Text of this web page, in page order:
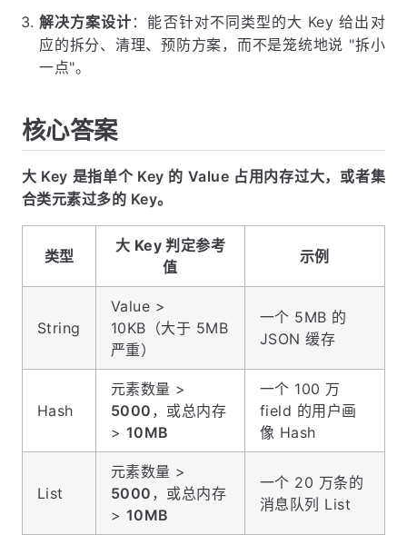
解决方案设计 ：能否针对不同类型的大 Key 给出对
应的拆分、清理、预防方案，而不是笼统地说 "拆小
一点"。
核心答案
大 Key 是指单个 Key 的 Value 占用内存过大，或者集
合类元素过多的 Key。
类型
大 Key 判定参考
值
示例
String
Value >
10KB（大于 5MB
严重）
一个 5MB 的
JSON 缓存
Hash
元素数量 >
5000 ，或总内存
> 10MB
一个 100 万
field 的用户画
像 Hash
List
元素数量 >
5000 ，或总内存
> 10MB
一个 20 万条的
消息队列 List